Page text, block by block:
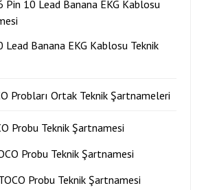
Pin 10 Lead Banana EKG Kablosu
Lead Banana EKG Kablosu Teknik
Probları Ortak Teknik Şartnameleri
Probu Teknik Şartnamesi
Probu Teknik Şartnamesi
Probu Teknik Şartnamesi